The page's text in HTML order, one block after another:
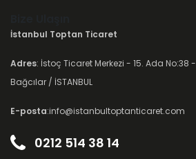
İstanbul Toptan Ticaret
Adres: İstoç Ticaret Merkezi - 15. Ada
Bağcılar / İSTANBUL
E-posta:info@istanbultoptanticaret.com
0212 514 38 14